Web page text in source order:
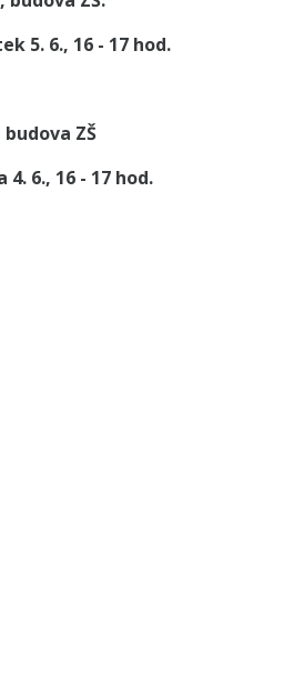
5. 6., 16 - 17 hod.
ZŠ
6., 16 - 17 hod.